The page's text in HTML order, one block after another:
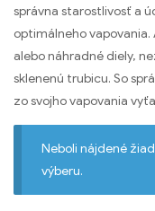
správna starostlivosť a
optimálneho
alebo náhradné diely,
sklenenú trubicu. So
zo svojho vapovania
Neboli nájdené
výberu.